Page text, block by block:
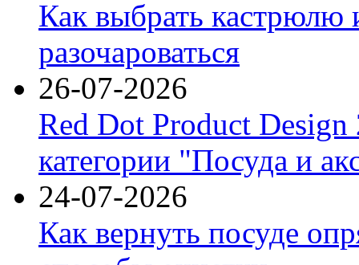
Как выбрать кастрюлю
разочароваться
26-07-2026
Red Dot Product Design
категории "Посуда и
24-07-2026
Как вернуть посуде